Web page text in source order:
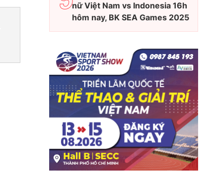
nữ Việt Nam vs Indonesia 16h
hôm nay, BK SEA Games 2025